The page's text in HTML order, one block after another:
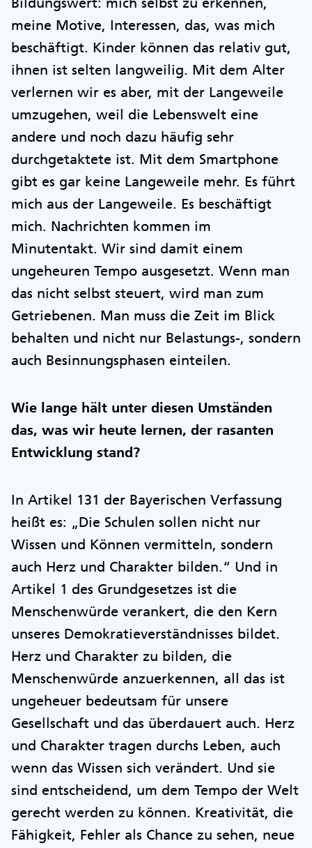
meine Motive, Interessen, das, was mich
beschäftigt. Kinder können das relativ gut,
ihnen ist selten langweilig. Mit dem Alter
verlernen wir es aber, mit der Langeweile
umzugehen, weil die Lebenswelt eine
andere und noch dazu häufig sehr
durchgetaktete ist. Mit dem Smartphone
gibt es gar keine Langeweile mehr. Es führt
mich aus der Langeweile. Es beschäftigt
mich. Nachrichten kommen im
Minutentakt. Wir sind damit einem
ungeheuren Tempo ausgesetzt. Wenn man
das nicht selbst steuert, wird man zum
Getriebenen. Man muss die Zeit im Blick
behalten und nicht nur Belastungs-, sondern
auch Besinnungsphasen einteilen.
Wie lange hält unter diesen Umständen
das, was wir heute lernen, der rasanten
Entwicklung stand?
In Artikel 131 der Bayerischen Verfassung
heißt es: „Die Schulen sollen nicht nur
Wissen und Können vermitteln, sondern
auch Herz und Charakter bilden.“ Und in
Artikel 1 des Grundgesetzes ist die
Menschenwürde verankert, die den Kern
unseres Demokratieverständnisses bildet.
Herz und Charakter zu bilden, die
Menschenwürde anzuerkennen, all das ist
ungeheuer bedeutsam für unsere
Gesellschaft und das überdauert auch. Herz
und Charakter tragen durchs Leben, auch
wenn das Wissen sich verändert. Und sie
sind entscheidend, um dem Tempo der Welt
gerecht werden zu können. Kreativität, die
Fähigkeit, Fehler als Chance zu sehen, neue